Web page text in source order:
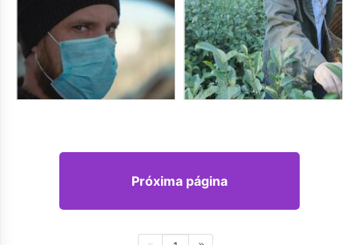
Próxima página